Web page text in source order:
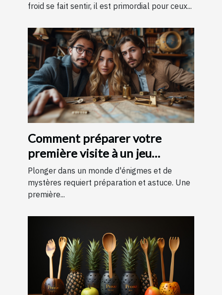
froid se fait sentir, il est primordial pour ceux...
Comment préparer votre
première visite à un jeu
d'évasion : conseils et astuces
pour une expérience
mémorable
Plonger dans un monde d'énigmes et de
mystères requiert préparation et astuce. Une
première...